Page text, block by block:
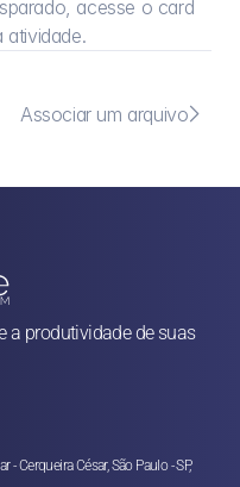
atividade.
Associar um arquivo
a produtividade de suas
Cerqueira César, São Paulo - SP,